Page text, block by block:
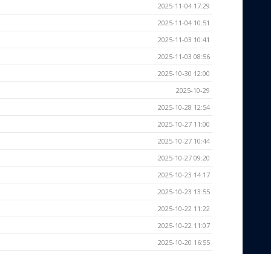
2025-11-04 17:29
2025-11-04 10:51
2025-11-03 10:41
2025-11-03 08:56
2025-10-30 12:00
2025-10-29
2025-10-28 12:54
2025-10-27 11:00
2025-10-27 10:44
2025-10-27 09:20
2025-10-23 14:17
2025-10-23 13:55
2025-10-22 11:22
2025-10-22 11:07
2025-10-20 16:55